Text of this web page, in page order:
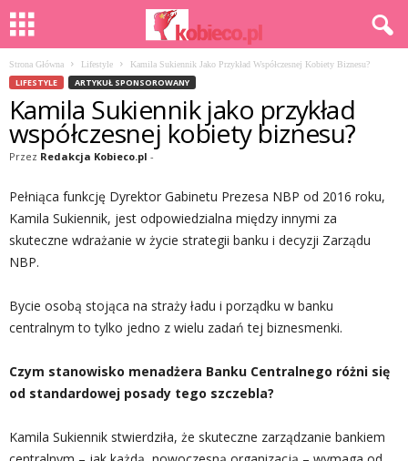
Strona Główna Lifestyle Kamila Sukiennik Jako Przykład Współczesnej Kobiety Biznesu?
LIFESTYLE ARTYKUŁ SPONSOROWANY
Kamila Sukiennik jako przykład
współczesnej kobiety biznesu?
Przez Redakcja Kobieco.pl -
Pełniąca funkcję Dyrektor Gabinetu Prezesa NBP od 2016 roku,
Kamila Sukiennik, jest odpowiedzialna między innymi za
skuteczne wdrażanie w życie strategii banku i decyzji Zarządu
NBP.
Bycie osobą stojąca na straży ładu i porządku w banku
centralnym to tylko jedno z wielu zadań tej biznesmenki.
Czym stanowisko menadżera Banku Centralnego różni się
od standardowej posady tego szczebla?
Kamila Sukiennik stwierdziła, że skuteczne zarządzanie bankiem